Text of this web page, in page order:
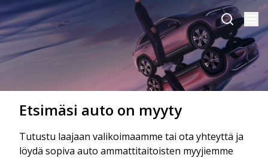
Etsimäsi auto on myyty
Tutustu laajaan valikoimaamme tai ota yhteyttä ja
löydä sopiva auto ammattitaitoisten myyjiemme